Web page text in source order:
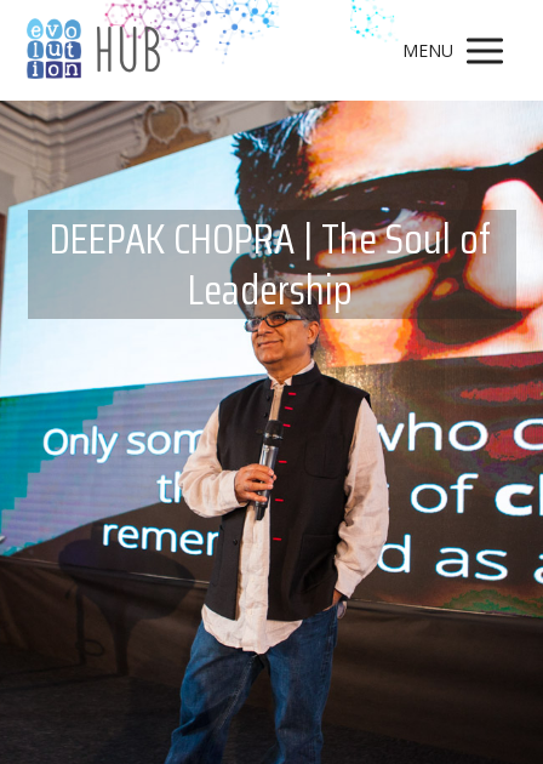
MENU
DEEPAK CHOPRA | The Soul of
Leadership